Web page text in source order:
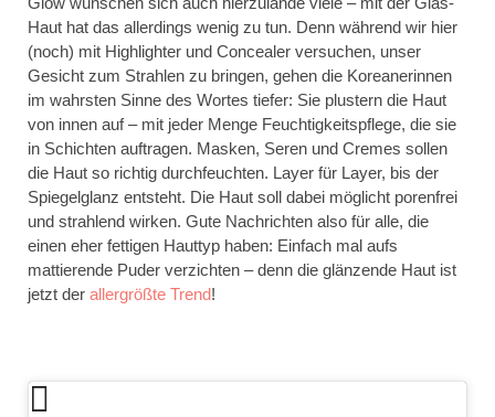
Haut hat das allerdings wenig zu tun. Denn während wir hier
(noch) mit Highlighter und Concealer versuchen, unser
Gesicht zum Strahlen zu bringen, gehen die Koreanerinnen
im wahrsten Sinne des Wortes tiefer: Sie plustern die Haut
von innen auf – mit jeder Menge Feuchtigkeitspflege, die sie
in Schichten auftragen. Masken, Seren und Cremes sollen
die Haut so richtig durchfeuchten. Layer für Layer, bis der
Spiegelglanz entsteht. Die Haut soll dabei möglicht porenfrei
und strahlend wirken. Gute Nachrichten also für alle, die
einen eher fettigen Hauttyp haben: Einfach mal aufs
mattierende Puder verzichten – denn die glänzende Haut ist
jetzt der allergrößte Trend!